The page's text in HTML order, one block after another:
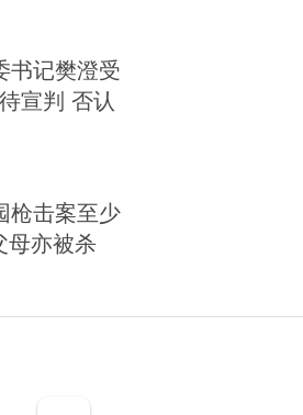
书记樊澄受
宣判 否认
枪击案至少
母亦被杀